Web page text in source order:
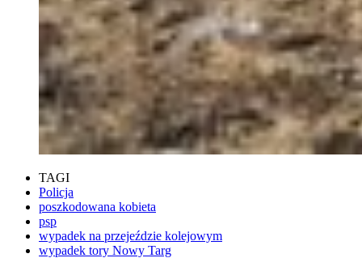
TAGI
Policja
poszkodowana kobieta
psp
wypadek na przejeździe kolejowym
wypadek tory Nowy Targ